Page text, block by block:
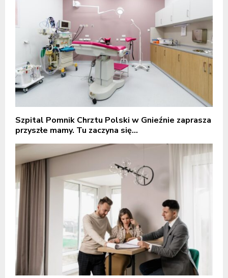
Szpital Pomnik Chrztu Polski w Gnieźnie zaprasza
przyszłe mamy. Tu zaczyna się...